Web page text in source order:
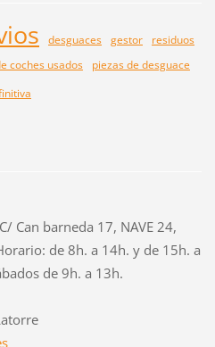
desguaces gestor
residuos
coches usados piezas de desguace
Can barneda 17, NAVE 24,
de 8h. a 14h. y de 15h. a
de 9h. a 13h.